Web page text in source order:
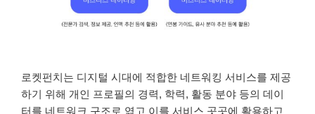
로켓펀치는 디지털 시대에 적합한 네트워킹 서비스를 제공
하기 위해 개인 프로필의 경력, 학력, 활동 분야 등의 데이
터를 네트워크 구조로 엮고 이를 서비스 곳곳에 활용하고